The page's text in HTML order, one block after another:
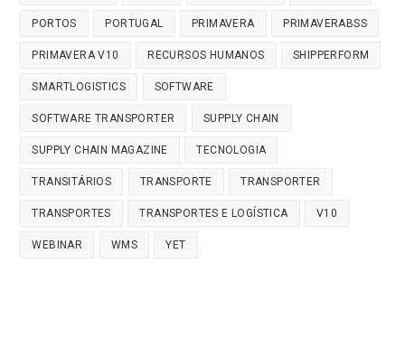
PORTOS PORTUGAL PRIMAVERA PRIMAVERABSS
PRIMAVERA V10 RECURSOS HUMANOS SHIPPERFORM
SMARTLOGISTICS SOFTWARE
SOFTWARE TRANSPORTER SUPPLY CHAIN
SUPPLY CHAIN MAGAZINE TECNOLOGIA
TRANSITÁRIOS TRANSPORTE TRANSPORTER
TRANSPORTES TRANSPORTES E LOGÍSTICA V10
WEBINAR WMS YET